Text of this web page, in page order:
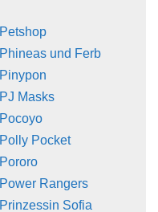
Petshop
Phineas und Ferb
Pinypon
PJ Masks
Pocoyo
Polly Pocket
Pororo
Power Rangers
Prinzessin Sofia